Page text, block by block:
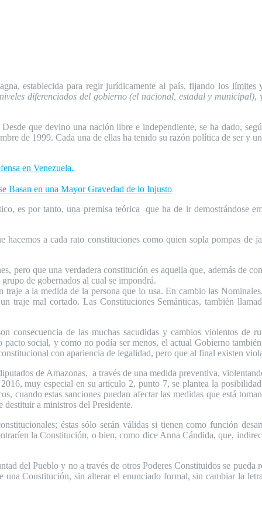
establecida para regir jurídicamente al país, fijando los límitesy
diferenciados del gobierno (el nacional, estadal y municipal),
que devino una nación libre e independiente, se ha dado,
de 1999. Cada una de ellas ha tenido su razón política de ser y
en Venezuela.
en una Mayor Gravedad de lo Injusto
es por tanto, una premisa teórica que ha de ir demostrándose
a cada rato constituciones como quien sopla pompas de
pero que una verdadera constitución es aquella que, además de
de gobernados al cual se impondrá.
a la medida de la persona que lo usa. En cambio las
mal cortado. Las Constituciones Semánticas, también
consecuencia de las muchas sacudidas y cambios violentos de
social, y como no podía ser menos, el actual Gobierno
con apariencia de legalidad, pero que al final existen
de Amazonas, a través de una medida preventiva,
muy especial en su artículo 2, punto 7, se plantea la
cuando estas sanciones puedan afectar las medidas que está
a ministros del Presidente.
éstas sólo serán válidas si tienen como función
la Constitución, o bien, como dice Anna Cándida, que,
del Pueblo y no a través de otros Poderes Constituidos se
una Constitución, sin alterar el enunciado formal, sin cambiar la